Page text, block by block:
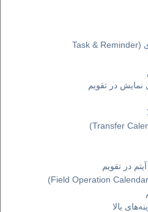
تقویم تسک و یادآوری (Task & Reminder